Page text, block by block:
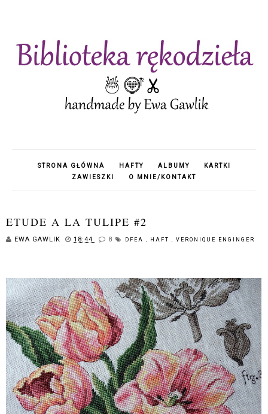
STRONA GŁÓWNA HAFTY ALBUMY
KARTKI
ZAWIESZKI
O MNIE/KONTAKT
ETUDE A LA TULIPE #2
EWA GAWLIK 18:44 8 DFEA HAFT VERONIQUE ENGINGER